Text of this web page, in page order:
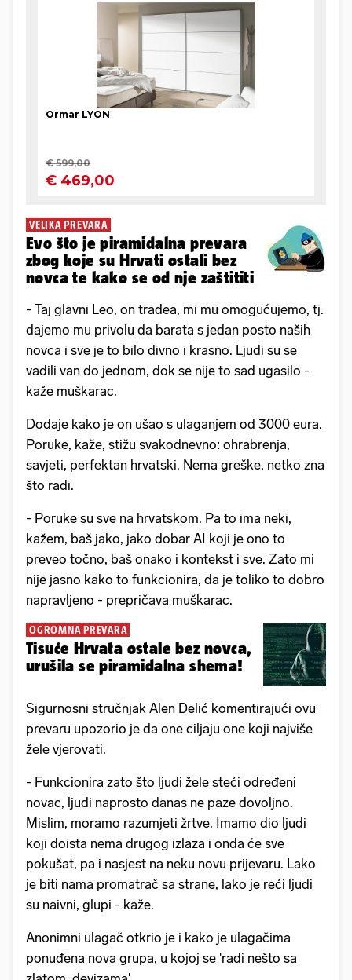
VELIKA PREVARA
Evo što je piramidalna prevara
zbog koje su Hrvati ostali bez
novca te kako se od nje zaštititi
- Taj glavni Leo, on tradea, mi mu omogućujemo, tj.
dajemo mu privolu da barata s jedan posto naših
novca i sve je to bilo divno i krasno. Ljudi su se
vadili van do jednom, dok se nije to sad ugasilo -
kaže muškarac.
Dodaje kako je on ušao s ulaganjem od 3000 eura.
Poruke, kaže, stižu svakodnevno: ohrabrenja,
savjeti, perfektan hrvatski. Nema greške, netko zna
što radi.
- Poruke su sve na hrvatskom. Pa to ima neki,
kažem, baš jako, jako dobar AI koji je ono to
preveo točno, baš onako i kontekst i sve. Zato mi
nije jasno kako to funkcionira, da je toliko to dobro
napravljeno - prepričava muškarac.
OGROMNA PREVARA
Tisuće Hrvata ostale bez novca,
urušila se piramidalna shema!
Sigurnosni stručnjak Alen Delić komentirajući ovu
prevaru upozorio je da one ciljaju one koji najviše
žele vjerovati.
- Funkcionira zato što ljudi žele steći određeni
novac, ljudi naprosto danas ne paze dovoljno.
Mislim, moramo razumjeti žrtve. Imamo dio ljudi
koji doista nema drugog izlaza i onda će sve
pokušat, pa i nasjest na neku novu prijevaru. Lako
je biti nama promatrač sa strane, lako je reći ljudi
su naivni, glupi - kaže.
Anonimni ulagač otkrio je i kako je ulagačima
ponuđena nova grupa, u kojoj se 'radi nešto sa